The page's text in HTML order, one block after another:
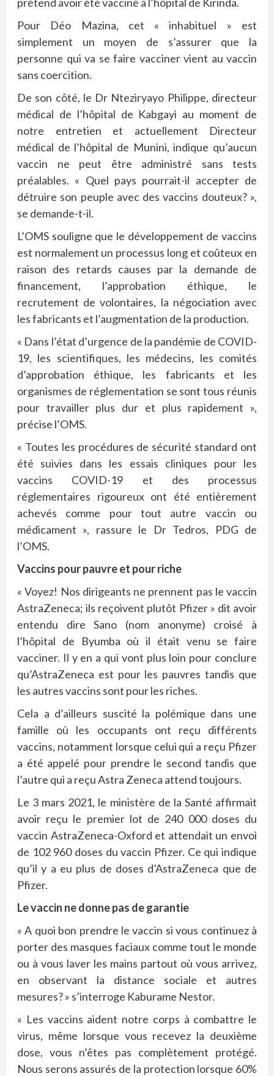
Pour Déo Mazina, cet « inhabituel » est
simplement un moyen de s’assurer que la
personne qui va se faire vacciner vient au vaccin
sans coercition.
De son côté, le Dr Nteziryayo Philippe, directeur
médical de l’hôpital de Kabgayi au moment de
notre entretien et actuellement Directeur
médical de l’hôpital de Munini, indique qu’aucun
vaccin ne peut être administré sans tests
préalables. « Quel pays pourrait-il accepter de
détruire son peuple avec des vaccins douteux? »,
se demande-t-il.
L’OMS souligne que le développement de vaccins
est normalement un processus long et coûteux en
raison des retards causes par la demande de
financement, l’approbation éthique, le
recrutement de volontaires, la négociation avec
les fabricants et l’augmentation de la production.
« Dans l’état d’urgence de la pandémie de COVID-
19, les scientifiques, les médecins, les comités
d’approbation éthique, les fabricants et les
organismes de réglementation se sont tous réunis
pour travailler plus dur et plus rapidement »,
précise l’OMS.
« Toutes les procédures de sécurité standard ont
été suivies dans les essais cliniques pour les
vaccins COVID-19 et des processus
réglementaires rigoureux ont été entièrement
achevés comme pour tout autre vaccin ou
médicament », rassure le Dr Tedros, PDG de
l’OMS.
Vaccins pour pauvre et pour riche
« Voyez! Nos dirigeants ne prennent pas le vaccin
AstraZeneca; ils reçoivent plutôt Pfizer » dit avoir
entendu dire Sano (nom anonyme) croisé à
l’hôpital de Byumba où il était venu se faire
vacciner. Il y en a qui vont plus loin pour conclure
qu’AstraZeneca est pour les pauvres tandis que
les autres vaccins sont pour les riches.
Cela a d’ailleurs suscité la polémique dans une
famille où les occupants ont reçu différents
vaccins, notamment lorsque celui qui a reçu Pfizer
a été appelé pour prendre le second tandis que
l’autre qui a reçu Astra Zeneca attend toujours.
Le 3 mars 2021, le ministère de la Santé affirmait
avoir reçu le premier lot de 240 000 doses du
vaccin AstraZeneca-Oxford et attendait un envoi
de 102 960 doses du vaccin Pfizer. Ce qui indique
qu’il y a eu plus de doses d’AstraZeneca que de
Pfizer.
Le vaccin ne donne pas de garantie
« A quoi bon prendre le vaccin si vous continuez à
porter des masques faciaux comme tout le monde
ou à vous laver les mains partout où vous arrivez,
en observant la distance sociale et autres
mesures? » s’interroge Kaburame Nestor.
« Les vaccins aident notre corps à combattre le
virus, même lorsque vous recevez la deuxième
dose, vous n’êtes pas complètement protégé.
Nous serons assurés de la protection lorsque 60%